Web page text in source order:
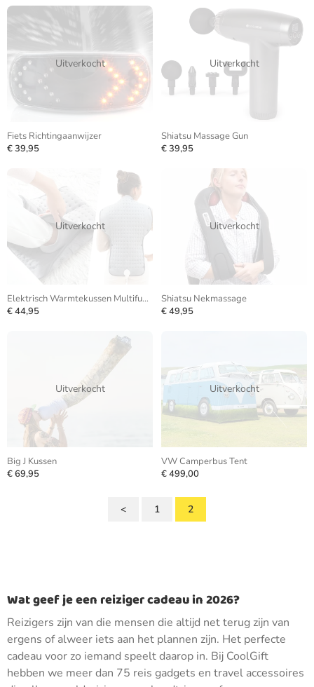
Uitverkocht
Fiets Richtingaanwijzer
€ 39,95
Uitverkocht
Shiatsu Massage Gun
€ 39,95
Uitverkocht
Elektrisch Warmtekussen Multifunctioneel
€ 44,95
Uitverkocht
Shiatsu Nekmassage
€ 49,95
Uitverkocht
Big J Kussen
€ 69,95
Uitverkocht
VW Camperbus Tent
€ 499,00
< 1 2
Wat geef je een reiziger cadeau in 2026?
Reizigers zijn van die mensen die altijd net terug zijn van
ergens of alweer iets aan het plannen zijn. Het perfecte
cadeau voor zo iemand speelt daarop in. Bij CoolGift
hebben we meer dan 75 reis gadgets en travel accessoires